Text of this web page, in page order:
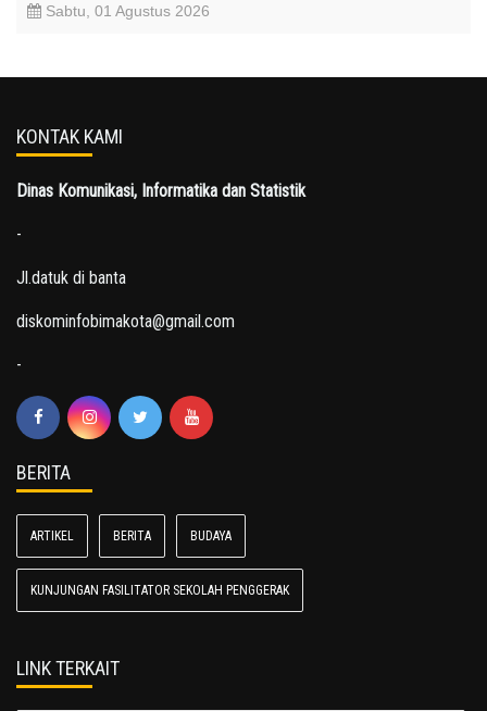
Sabtu, 01 Agustus 2026
KONTAK KAMI
Dinas Komunikasi, Informatika dan Statistik
-
Jl.datuk di banta
diskominfobimakota@gmail.com
-
BERITA
ARTIKEL BERITA BUDAYA
KUNJUNGAN FASILITATOR SEKOLAH PENGGERAK
LINK TERKAIT